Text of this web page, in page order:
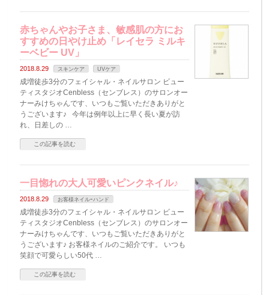
赤ちゃんやお子さま、敏感肌の方にお
すすめ​の日やけ止め「レイセラ ミルキ
ーベビー UV」
2018.8.29 スキンケア UVケア
成増徒歩3分のフェイシャル・ネイルサロン ビュー
ティスタジオCenbless（センブレス）のサロンオー
ナーみけちゃんです、いつもご覧いただきありがと
うございます♪ 今年は例年以上に早く長い夏が訪
れ、日差しの …
この記事を読む
一目惚れの大人可愛いピンクネイル♪
2018.8.29 お客様ネイルｰハンド
成増徒歩3分のフェイシャル・ネイルサロン ビュー
ティスタジオCenbless（センブレス）のサロンオー
ナーみけちゃんです、いつもご覧いただきありがと
うございます♪ お客様ネイルのご紹介です。 いつも
笑顔で可愛らしい50代 …
この記事を読む